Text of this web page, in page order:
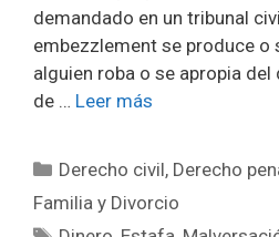
demandado en un tribunal
embezzlement se produce o
alguien roba o se apropia
de … Leer más
Categorías
Derecho civil, Derecho
Familia y Divorcio
Etiquetas